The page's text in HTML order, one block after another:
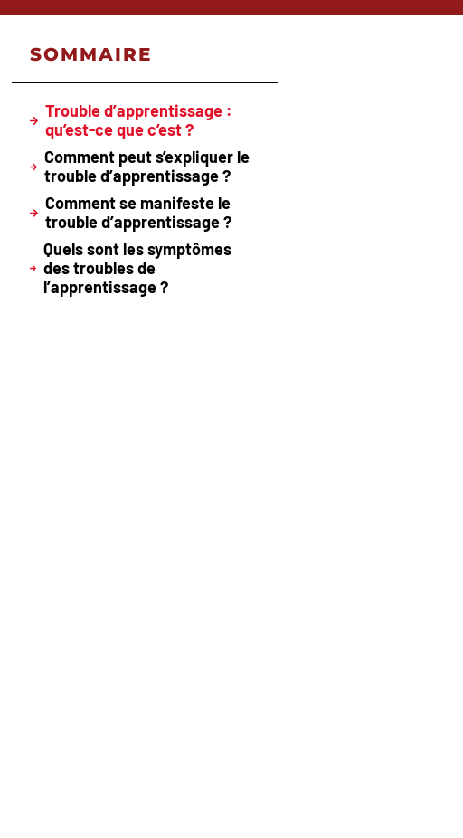
SOMMAIRE
Trouble d’apprentissage :
qu’est-ce que c’est ?
Comment peut s’expliquer le
trouble d’apprentissage ?
Comment se manifeste le
trouble d’apprentissage ?
Quels sont les symptômes
des troubles de
l’apprentissage ?